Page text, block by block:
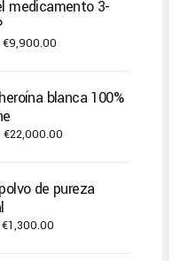
€2,000.00
medicamento 3-
€9,900.00
through
blanca 100%
€22,000.00
through
de pureza
€1,300.00